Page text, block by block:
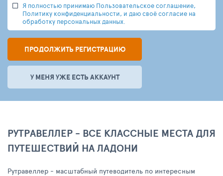
Я полностью принимаю Пользовательское соглашение,
Политику конфиденциальности, и даю своё согласие на
обработку персональных данных.
ПРОДОЛЖИТЬ РЕГИСТРАЦИЮ
У МЕНЯ УЖЕ ЕСТЬ АККАУНТ
РУТРАВЕЛЛЕР - ВСЕ КЛАССНЫЕ МЕСТА ДЛЯ
ПУТЕШЕСТВИЙ НА ЛАДОНИ
Рутравеллер - масштабный путеводитель по интересным